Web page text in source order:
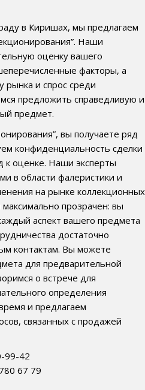
в Киришах, мы предлагаем
Наши
оценку вашего
факторы, а
рынка и спрос среди
предложить справедливую и
предмет.
вы получаете ряд
конфиденциальность сделки
к оценке. Наши эксперты
в области фалеристики и
на рынке коллекционных
прозрачен: вы
аспект вашего предмета
достаточно
контактам. Вы можете
для предварительной
о встрече для
определения
и предлагаем
связанных с продажей
99-42
67 79